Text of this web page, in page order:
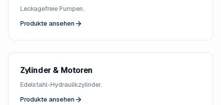
Leckagefreie Pumpen.
Produkte ansehen
Zylinder & Motoren
Edelstahl-Hydraulikzylinder.
Produkte ansehen